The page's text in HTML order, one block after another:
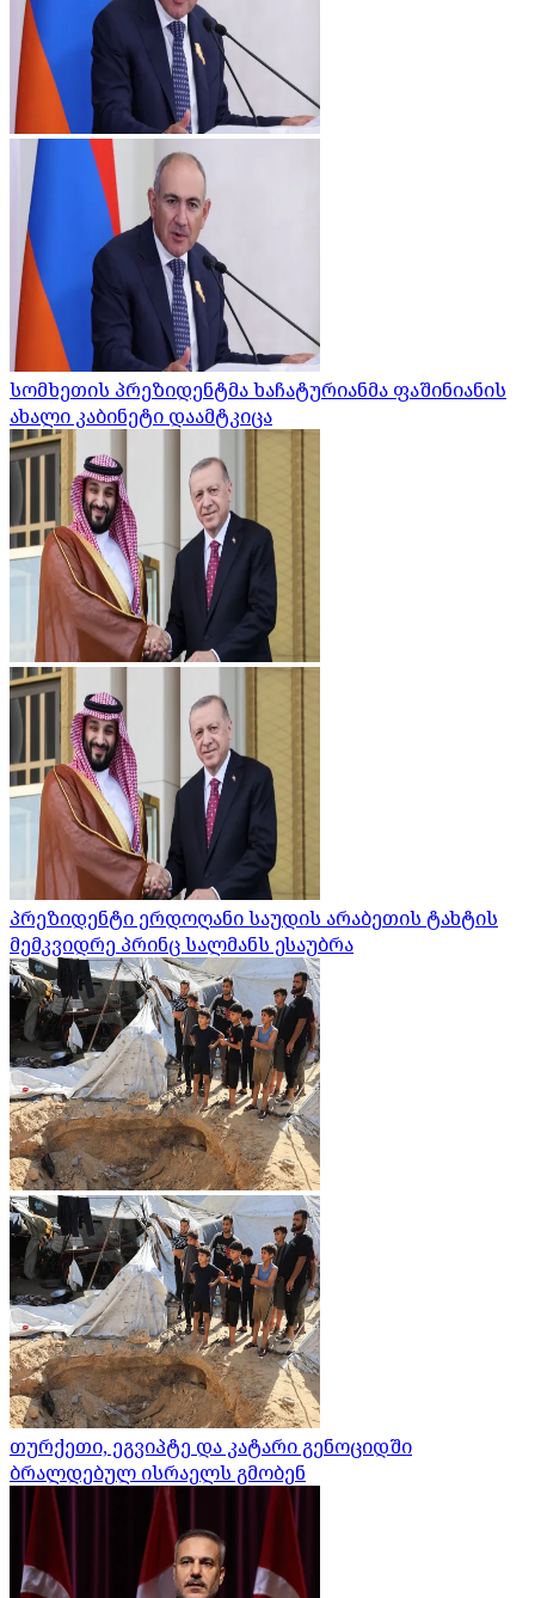
სომხეთის პრეზიდენტმა ხაჩატურიანმა ფაშინიანის
ახალი კაბინეტი დაამტკიცა
პრეზიდენტი ერდოღანი საუდის არაბეთის ტახტის
მემკვიდრე პრინც სალმანს ესაუბრა
თურქეთი, ეგვიპტე და კატარი გენოციდში
ბრალდებულ ისრაელს გმობენ